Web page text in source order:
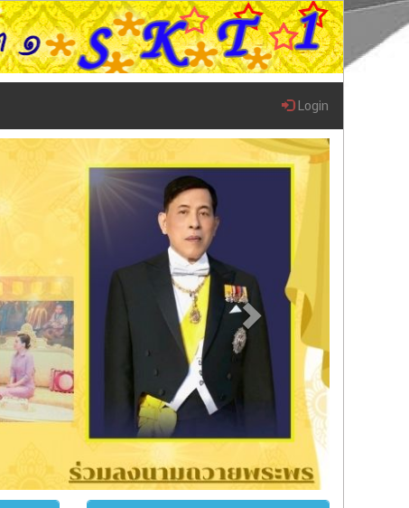
Login
Next